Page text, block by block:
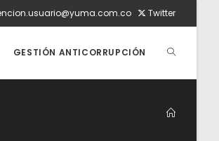
Twitter
GESTIÓN ANTICORRUPCIÓN ALTERNAR
BÚSQUEDA